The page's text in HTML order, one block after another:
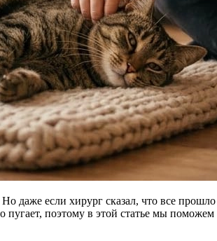
даже если хирург сказал, что все
поэтому в этой статье мы